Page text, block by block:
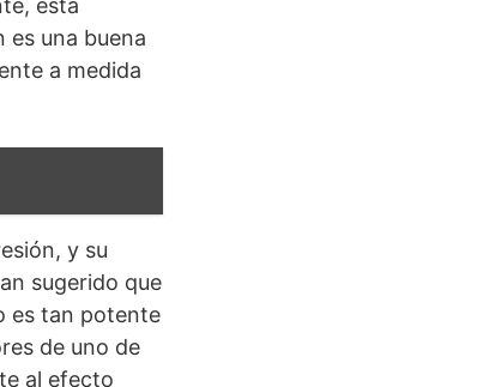
esta
una buena
a medida
y su
sugerido que
es tan potente
de uno de
al efecto